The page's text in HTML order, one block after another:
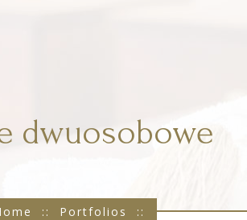
dwuosobowe
:: Portfolios
::